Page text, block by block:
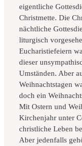
eigentliche
Christmette. Die
nächtliche
liturgisch
Eucharistiefeiern
dieser
Umständen. Aber
Weihnachtstagen
doch ein
Mit Ostern und
Kirchenjahr unter
christliche Leben
Aber jedenfalls